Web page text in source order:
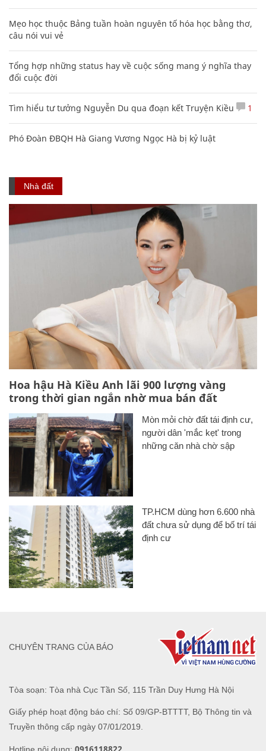
Mẹo học thuộc Bảng tuần hoàn nguyên tố hóa học bằng thơ,
câu nói vui vẻ
Tổng hợp những status hay về cuộc sống mang ý nghĩa thay
đổi cuộc đời
Tìm hiểu tư tưởng Nguyễn Du qua đoạn kết Truyện Kiều 1
Phó Đoàn ĐBQH Hà Giang Vương Ngọc Hà bị kỷ luật
Nhà đất
Hoa hậu Hà Kiều Anh lãi 900 lượng vàng
trong thời gian ngắn nhờ mua bán đất
Mòn mỏi chờ đất tái định cư,
người dân 'mắc kẹt' trong
những căn nhà chờ sập
TP.HCM dùng hơn 6.600 nhà
đất chưa sử dụng để bố trí tái
định cư
Tòa soạn: Tòa nhà Cục Tần Số, 115 Trần Duy Hưng Hà Nội
Giấy phép hoạt động báo chí: Số 09/GP-BTTTT, Bộ Thông tin và
Truyền thông cấp ngày 07/01/2019.
CHUYÊN TRANG CỦA BÁO